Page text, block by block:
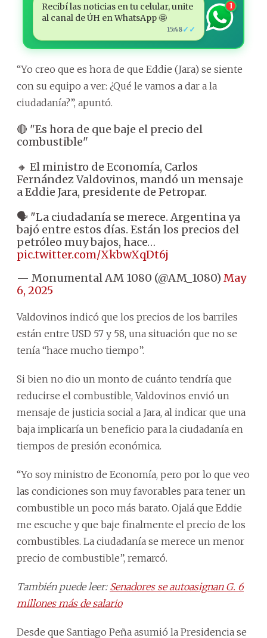
Recibí las noticias en tu celular, unite
al canal de ÚH en WhatsApp 🤩
15:48✓✓
1
“Yo creo que es hora de que Eddie (Jara) se siente
con su equipo a ver: ¿Qué le vamos a dar a la
ciudadanía?”, apuntó.
🔴 "Es hora de que baje el precio del
combustible"
🔸 El ministro de Economía, Carlos
Fernández Valdovinos, mandó un mensaje
a Eddie Jara, presidente de Petropar.
🗣️ "La ciudadanía se merece. Argentina ya
bajó entre estos días. Están los precios del
petróleo muy bajos, hace…
pic.twitter.com/XkbwXqDt6j
— Monumental AM 1080 (@AM_1080) May
6, 2025
Valdovinos indicó que los precios de los barriles
están entre USD 57 y 58, una situación que no se
tenía “hace mucho tiempo”.
Si bien no dio un monto de cuánto tendría que
reducirse el combustible, Valdovinos envió un
mensaje de justicia social a Jara, al indicar que una
baja implicaría un beneficio para la ciudadanía en
tiempos de presión económica.
“Yo soy ministro de Economía, pero por lo que veo
las condiciones son muy favorables para tener un
combustible un poco más barato. Ojalá que Eddie
me escuche y que baje finalmente el precio de los
combustibles. La ciudadanía se merece un menor
precio de combustible”, remarcó.
También puede leer: Senadores se autoasignan G. 6
millones más de salario
Desde que Santiago Peña asumió la Presidencia se